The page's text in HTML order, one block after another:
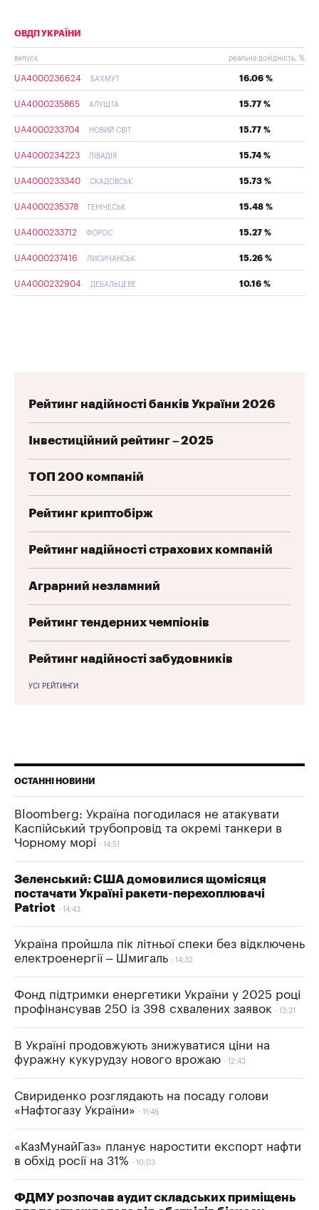
ОВДП УКРАЇНИ
випуск реальна дохідність, %
UA4000236624 БАХМУТ 16.06 %
UA4000235865 АЛУШТА 15.77 %
UA4000233704 НОВИЙ СВІТ 15.77 %
UA4000234223 ЛІВАДІЯ 15.74 %
UA4000233340 СКАДОВСЬК 15.73 %
UA4000235378 ГЕНІЧЕСЬК 15.48 %
UA4000233712 ФОРОС 15.27 %
UA4000237416 ЛИСИЧАНСЬК 15.26 %
UA4000232904 ДЕБАЛЬЦЕВЕ 10.16 %
Рейтинг надійності банків України 2026
Інвестиційний рейтинг – 2025
ТОП 200 компаній
Рейтинг криптобірж
Рейтинг надійності страхових компаній
Аграрний незламний
Рейтинг тендерних чемпіонів
Рейтинг надійності забудовників
УСІ РЕЙТИНГИ
ОСТАННІ НОВИНИ
Bloomberg: Україна погодилася не атакувати
Каспійський трубопровід та окремі танкери в
Чорному морі
14:51
Зеленський: США домовилися щомісяця
постачати Україні ракети-перехоплювачі
Patriot
14:43
Україна пройшла пік літньої спеки без відключень
електроенергії – Шмигаль
14:32
Фонд підтримки енергетики України у 2025 році
профінансував 250 із 398 схвалених заявок
13:31
В Україні продовжують знижуватися ціни на
фуражну кукурудзу нового врожаю
12:43
Свириденко розглядають на посаду голови
«Нафтогазу України»
11:46
«КазМунайГаз» планує наростити експорт нафти
в обхід росії на 31%
10:03
ФДМУ розпочав аудит складських приміщень